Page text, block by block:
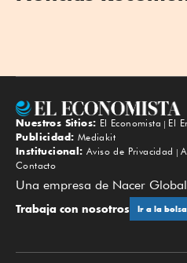
Nuestros Sitios: El Economista El
Publicidad: Mediakit
Institucional: Aviso de Privacidad
Contacto
Una empresa de Nacer Global
Trabaja con nosotros Ir a la